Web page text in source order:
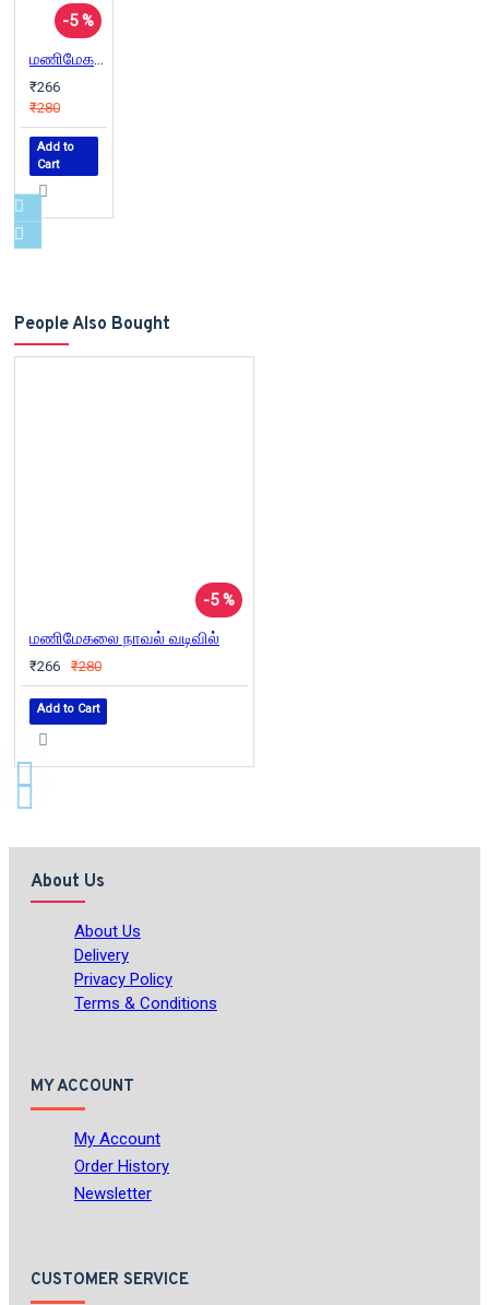
-5 %
மணிமேகலை நாவல் வடிவில்
₹266
₹280
Add to
Cart
People Also Bought
-5 %
மணிமேகலை நாவல் வடிவில்
₹266 ₹280
Add to Cart
About Us
About Us
Delivery
Privacy Policy
Terms & Conditions
MY ACCOUNT
My Account
Order History
Newsletter
CUSTOMER SERVICE